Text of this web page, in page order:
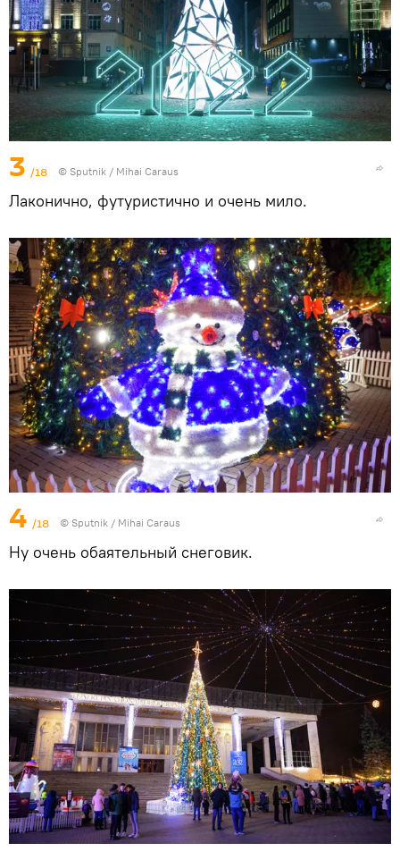
3 /18 © Sputnik / Mihai Caraus
Лаконично, футуристично и очень мило.
4 /18 © Sputnik / Mihai Caraus
Ну очень обаятельный снеговик.